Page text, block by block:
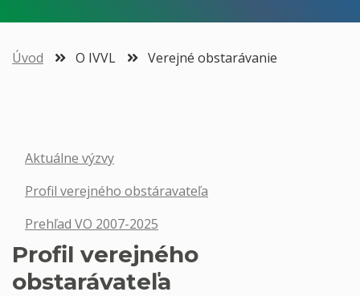
Úvod O IVVL Verejné obstarávanie
Aktuálne výzvy
Profil verejného obstáravateľa
Prehľad VO 2007-2025
Profil verejného
obstarávateľa